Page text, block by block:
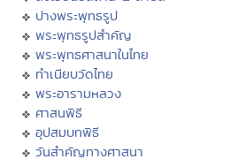
ปางพระพุทธรูป
พระพุทธรูปสำคัญ
พระพุทธศาสนาในไทย
ทำเนียบวัดไทย
พระอารามหลวง
ศาสนพิธี
อุปสมบทพิธี
วันสำคัญทางศาสนา